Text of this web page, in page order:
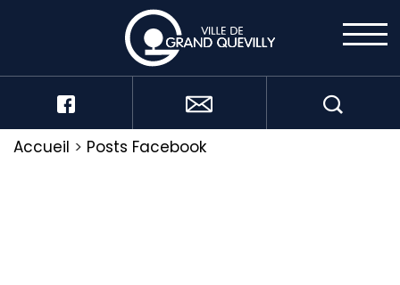
Accueil > Posts Facebook